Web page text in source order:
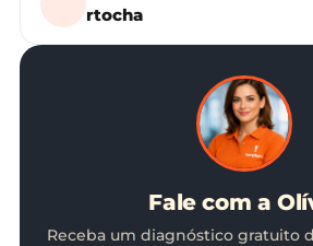
rtocha
Fale com a
Receba um diagnóstico gratuito